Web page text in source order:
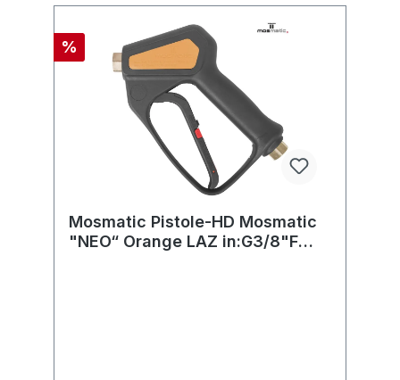
%
Mosmatic Pistole-HD Mosmatic
"NEO“ Orange LAZ in:G3/8"F